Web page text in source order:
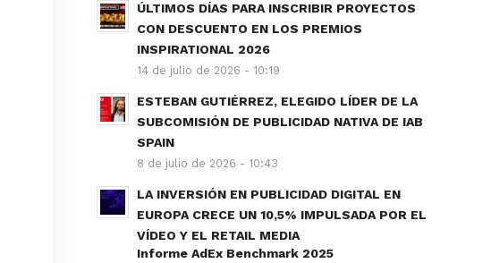
ÚLTIMOS DÍAS PARA INSCRIBIR PROYECTOS
CON DESCUENTO EN LOS PREMIOS
INSPIRATIONAL 2026
14 de julio de 2026 - 10:19
ESTEBAN GUTIÉRREZ, ELEGIDO LÍDER DE LA
SUBCOMISIÓN DE PUBLICIDAD NATIVA DE IAB
SPAIN
8 de julio de 2026 - 10:43
LA INVERSIÓN EN PUBLICIDAD DIGITAL EN
EUROPA CRECE UN 10,5% IMPULSADA POR EL
VÍDEO Y EL RETAIL MEDIA
Informe AdEx Benchmark 2025